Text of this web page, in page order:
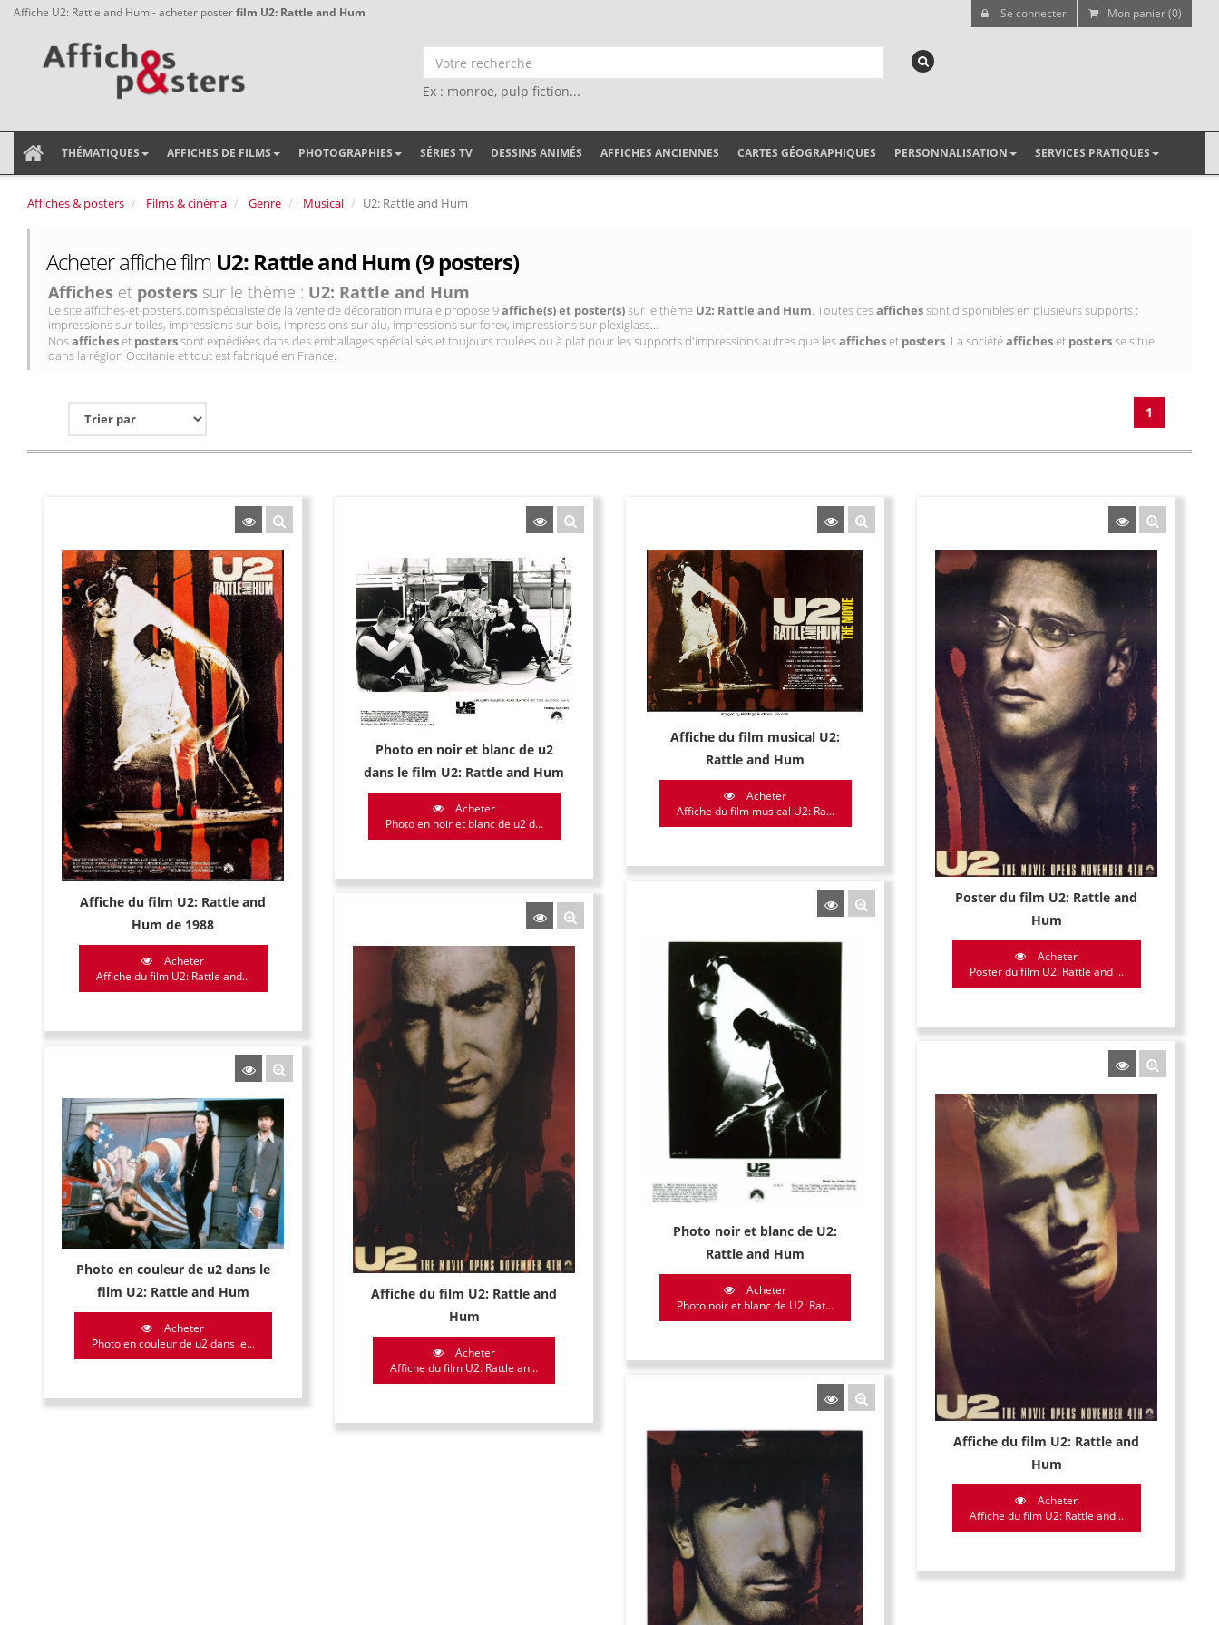
Affiche U2: Rattle and Hum - acheter posterfilm U2: Rattle and Hum Se connecter Mon panier (0)
Ex : monroe, pulp fiction...
THÉMATIQUES AFFICHES DE FILMS PHOTOGRAPHIES SÉRIES TV DESSINS ANIMÉS AFFICHES ANCIENNES CARTES GÉOGRAPHIQUES PERSONNALISATION SERVICES PRATIQUES
Affiches & posters Films & cinéma Genre Musical U2: Rattle and Hum
Acheter affiche film U2: Rattle and Hum (9 posters)
Affiches et posters sur le thème : U2: Rattle and Hum
Le site affiches-et-posters.com spécialiste de la vente de décoration murale propose 9affiche(s) et poster(s)sur le thème U2: Rattle and Hum. Toutes cesaffichessont disponibles en plusieurs supports :
impressions sur toiles, impressions sur bois, impressions sur alu, impressions sur forex, impressions sur plexiglass...
Nosafficheset posterssont expédiées dans des emballages spécialisés et toujours roulées ou à plat pour les supports d'impressions autres que lesafficheset posters. La sociétéafficheset postersse situe
dans la région Occitanie et tout est fabriqué en France.
1
Affiche du film U2: Rattle and
Hum de 1988
Acheter
Affiche du film U2: Rattle and...
Photo en noir et blanc de u2
dans le film U2: Rattle and Hum
Acheter
Photo en noir et blanc de u2 d...
Affiche du film musical U2:
Rattle and Hum
Acheter
Affiche du film musical U2: Ra...
Poster du film U2: Rattle and
Hum
Acheter
Poster du film U2: Rattle and ...
Photo noir et blanc de U2:
Rattle and Hum
Acheter
Photo noir et blanc de U2: Rat...
Affiche du film U2: Rattle and
Hum
Acheter
Affiche du film U2: Rattle an...
Affiche du film U2: Rattle and
Hum
Acheter
Affiche du film U2: Rattle and...
Photo en couleur de u2 dans le
film U2: Rattle and Hum
Acheter
Photo en couleur de u2 dans le...